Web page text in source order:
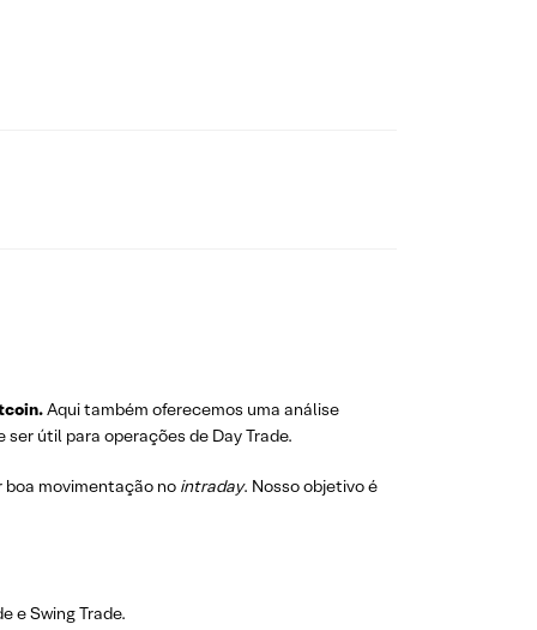
Aqui também oferecemos uma análise
útil para operações de Day Trade.
movimentação no intraday. Nosso objetivo é
e Swing Trade.